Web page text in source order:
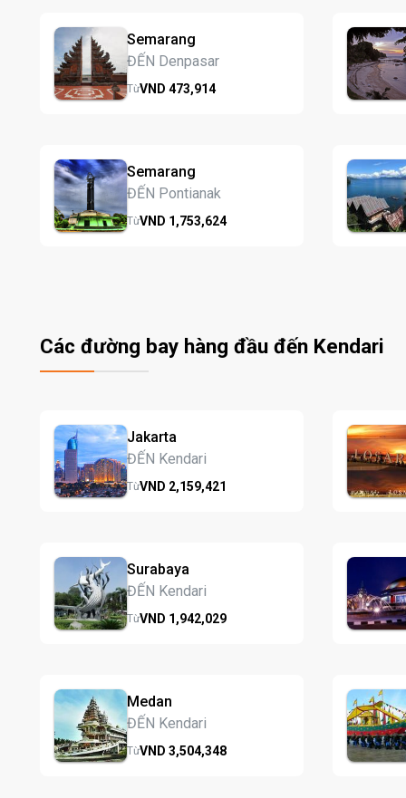
Semarang
ĐẾN Denpasar
TừVND 473,914
Semarang
ĐẾN Pontianak
TừVND 1,753,624
Các đường bay hàng đầu đến Kendari
Jakarta
ĐẾN Kendari
TừVND 2,159,421
Surabaya
ĐẾN Kendari
TừVND 1,942,029
Medan
ĐẾN Kendari
TừVND 3,504,348